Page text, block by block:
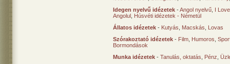
Idegen nyelvű idézetek -Angol nyelvű I
Angolul Húsvéti idézetek - Németül
Állatos idézetek - Kutyás Macskás
Lovas
Szórakoztató idézetek - Film Humoros
Bormondások
Munka idézetek - Tanulás, oktatás Pénz